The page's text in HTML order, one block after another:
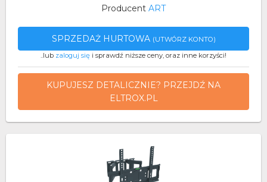
Producent ART
SPRZEDAŻ HURTOWA (UTWÓRZ KONTO)
..lub zaloguj się i sprawdź niższe ceny, oraz inne korzyści!
KUPUJESZ DETALICZNIE? PRZEJDŹ NA
ELTROX.PL